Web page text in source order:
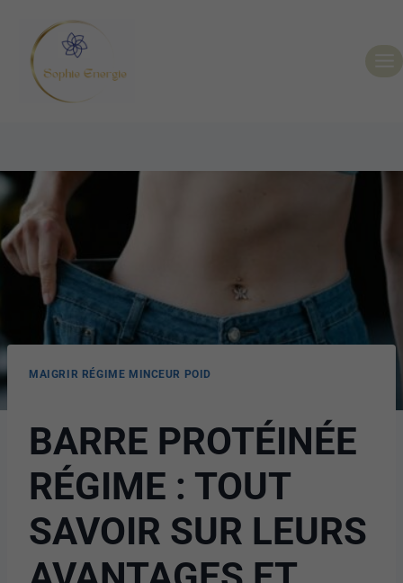
MAIGRIR RÉGIME MINCEUR POID
BARRE PROTÉINÉE
RÉGIME : TOUT
SAVOIR SUR LEURS